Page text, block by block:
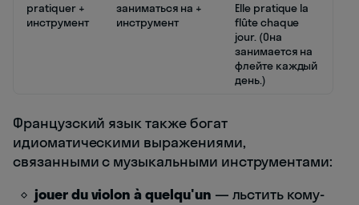
pratiquer +
инструмент
заниматься на +
инструмент
Elle pratique la
flûte chaque
jour. (Она
занимается на
флейте каждый
день.)
Французский язык также богат
идиоматическими выражениями,
связанными с музыкальными инструментами:
jouer du violon à quelqu'un — льстить кому-